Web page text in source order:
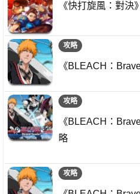
《快打旋風：對
攻略
《BLEACH：
攻略
《BLEACH：
略
攻略